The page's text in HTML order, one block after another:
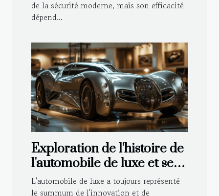
de la sécurité moderne, mais son efficacité
dépend...
Exploration de l'histoire de
l'automobile de luxe et ses
avancées technologiques
L'automobile de luxe a toujours représenté
le summum de l'innovation et de